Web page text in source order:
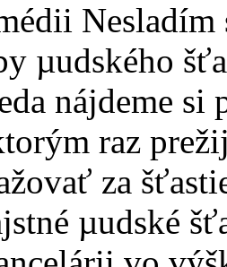
Nesladím
µudského
nájdeme
raz
za
µudské